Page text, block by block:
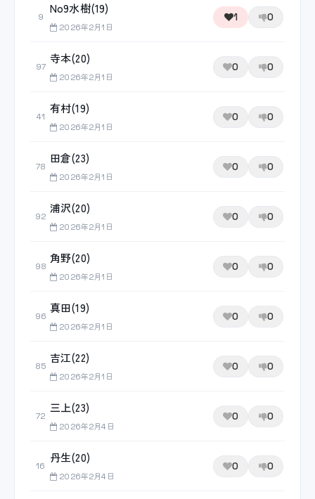
9
No9水樹(19)
2026年2月1日
1 0
97
寺本(20)
2026年2月1日
0 0
41
有村(19)
2026年2月1日
0 0
78
田倉(23)
2026年2月1日
0 0
92
浦沢(20)
2026年2月1日
0 0
98
角野(20)
2026年2月1日
0 0
96
真田(19)
2026年2月1日
0 0
85
吉江(22)
2026年2月1日
0 0
72
三上(23)
2026年2月4日
0 0
16
丹生(20)
2026年2月4日
0 0